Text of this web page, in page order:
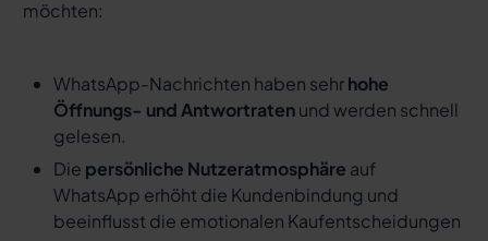
möchten:
WhatsApp-Nachrichten haben sehrhohe
Öffnungs- und Antwortratenund werden schnell
gelesen.
Die persönliche Nutzeratmosphäre auf
WhatsApp erhöht die Kundenbindung und
beeinflusst die emotionalen Kaufentscheidungen